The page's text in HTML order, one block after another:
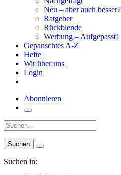
Neu – aber auch besser?
Ratgeber
Rückblende
Werbung – Aufgepasst!
Gepanschtes A-Z
Hefte
Wir über uns
Login
Abonnieren
Suche:
Suchen in: